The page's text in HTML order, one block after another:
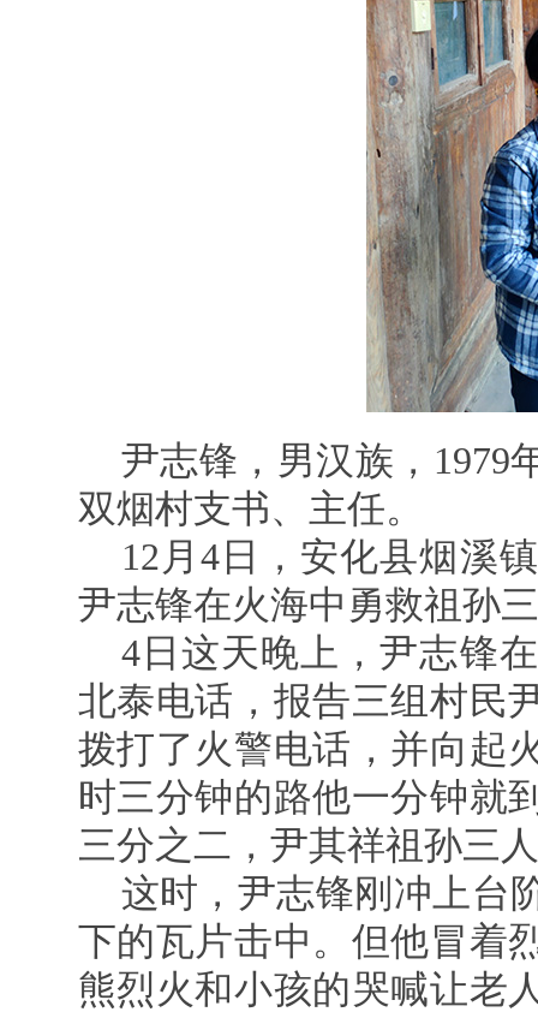
尹志锋，男汉族，1979
双烟村支书、主任。
12月4日，安化县烟溪
尹志锋在火海中勇救祖孙
4日这天晚上，尹志锋
北泰电话，报告三组村民
拨打了火警电话，并向起
时三分钟的路他一分钟就
三分之二，尹其祥祖孙三
这时，尹志锋刚冲上台
下的瓦片击中。但他冒着
熊烈火和小孩的哭喊让老